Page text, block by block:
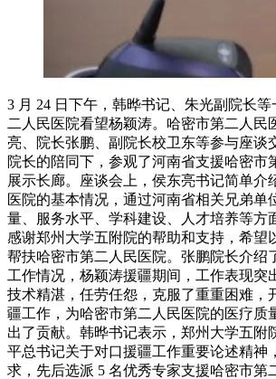
3 月 24 日下午，韩晔书记、朱光副院长
二人民医院看望杨颖涛。哈密市第二人民
亮、院长张鹏、副院长校卫东等参与座谈
院长的陪同下，参观了河南省支援哈密市
展示长廊。座谈会上，侯东亮书记简单介
医院的基本情况，通过河南省相关兄弟单
量、服务水平、学科建设、人才培养等方
感谢郑州大学五附院的帮助和支持，希望
帮扶哈密市第二人民医院。张鹏院长介绍
工作情况，杨颖涛援疆期间，工作表现突
技术精湛，任劳任怨，克服了重重困难，
疆工作，为哈密市第二人民医院的医疗质
出了贡献。韩晔书记表示，郑州大学五附
平总书记关于对口援疆工作重要论述精神
求，先后选派 5 名优秀专家支援哈密市第